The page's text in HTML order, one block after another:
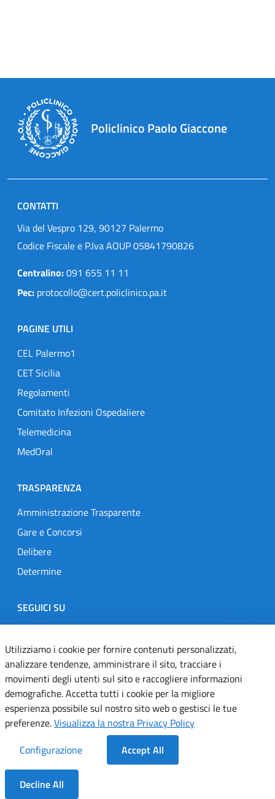
Policlinico Paolo Giaccone
CONTATTI
Via del Vespro 129, 90127 Palermo
Codice Fiscale e P.Iva AOUP 05841790826
Centralino:091 655 11 11
Pec: protocollo@cert.policlinico.pa.it
PAGINE UTILI
CEL Palermo1
CET Sicilia
Regolamenti
Comitato Infezioni Ospedaliere
Telemedicina
MedOral
TRASPARENZA
Amministrazione Trasparente
Gare e Concorsi
Delibere
Determine
SEGUICI SU
Designers Italia
TwitterInstagramYoutubeLinkedin
Dichiarazione di accessibilità
Informativa cookie
Note legali
Servizi Applicativi
Utilizziamo i cookie per fornire contenuti personalizzati,
analizzare tendenze, amministrare il sito, tracciare i
movimenti degli utenti sul sito e raccogliere informazioni
demografiche. Accetta tutti i cookie per la migliore
esperienza possibile sul nostro sito web o gestisci le tue
preferenze.Visualizza la nostra Privacy Policy
Configurazione
Accept All
Decline All